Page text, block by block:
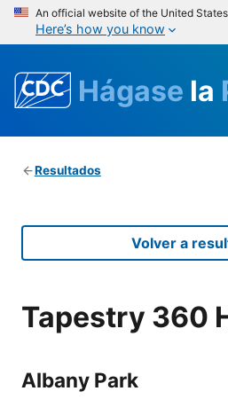
An official website of the United
Here’s how you know
Hágase la
Resultados
Volver a
Tapestry 360
Albany Park